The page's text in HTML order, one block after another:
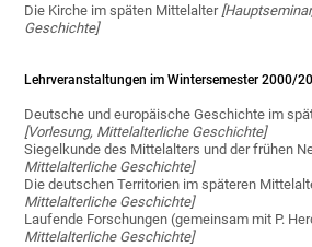
Die Kirche im späten Mittelalter
Geschichte]
Lehrveranstaltungen im Wintersemester 2000/
Deutsche und europäische Geschichte im
[Vorlesung, Mittelalterliche Geschichte]
Siegelkunde des Mittelalters und der frühen
Mittelalterliche Geschichte]
Die deutschen Territorien im späteren
Mittelalterliche Geschichte]
Laufende Forschungen (gemeinsam mit P.
Mittelalterliche Geschichte]